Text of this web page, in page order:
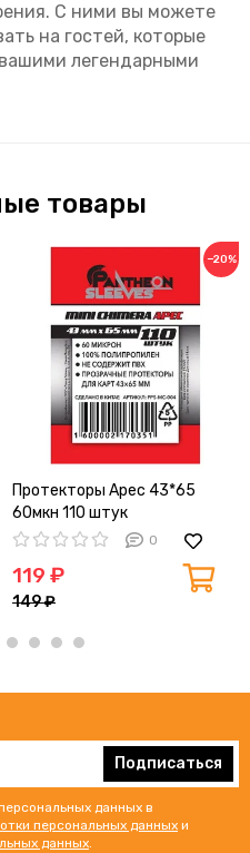
С ними вы можете
на гостей, которые
легендарными
товары
−20%
Протекторы Арес 43*65
60мкн 110 штук
0
119 ₽
149 ₽
Подписаться
данных в
персональных данных и
данных.